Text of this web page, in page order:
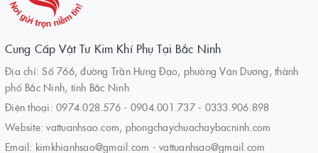
Cung Cấp Vật Tư Kim Khí Phụ Tại Bắc Ninh
Địa chỉ: Số 766, đường Trần Hưng Đạo, phường Vân Dương, thành
phố Bắc Ninh, tỉnh Bắc Ninh
Điện thoại: 0974.028.576 - 0904.001.737- 0333.906.898
Website:vattuanhsao.com, phongchaychuachaybacninh.com
Email: kimkhianhsao@gmail.com - vattuanhsao@gmail.com